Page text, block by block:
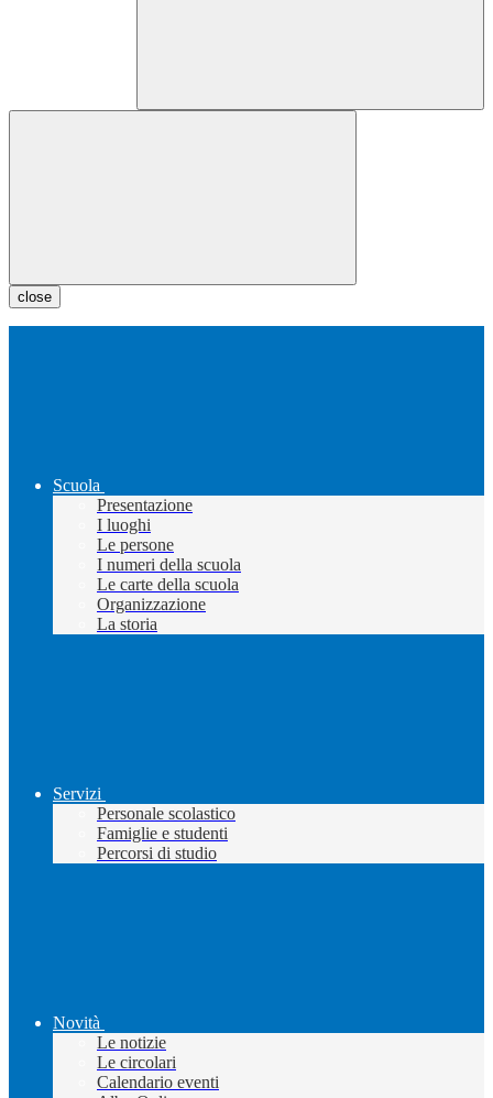
close
Scuola
Presentazione
I luoghi
Le persone
I numeri della scuola
Le carte della scuola
Organizzazione
La storia
Servizi
Personale scolastico
Famiglie e studenti
Percorsi di studio
Novità
Le notizie
Le circolari
Calendario eventi